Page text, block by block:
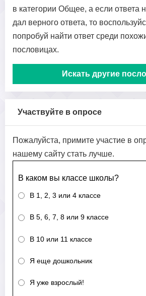
в категории Общее, а если ответа
дал верного ответа, то
попробуй найти ответ среди
пословицах.
Искать другие
Участвуйте в опросе
Пожалуйста, примите участие в
нашему сайту стать лучше.
В каком вы классе школы?
В 1, 2, 3 или 4 классе
В 5, 6, 7, 8 или 9 классе
В 10 или 11 классе
Я еще дошкольник
Я уже взрослый!